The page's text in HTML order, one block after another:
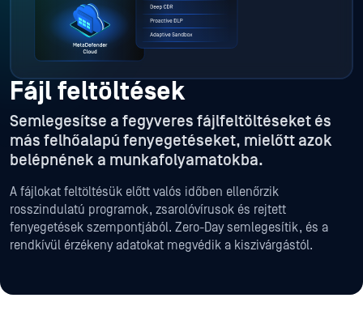
Fájl feltöltések
Semlegesítse a fegyveres fájlfeltöltéseket és
más felhőalapú fenyegetéseket, mielőtt azok
belépnének a munkafolyamatokba.
A fájlokat feltöltésük előtt valós időben ellenőrzik
rosszindulatú programok, zsarolóvírusok és rejtett
fenyegetések szempontjából. Zero-Day semlegesítik, és a
rendkívül érzékeny adatokat megvédik a kiszivárgástól.